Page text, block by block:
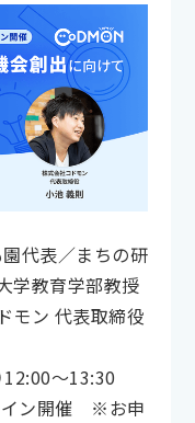
代表／まちの研
学教育学部教授
モン 代表取締役
12:00〜13:30
イン開催 ※お申